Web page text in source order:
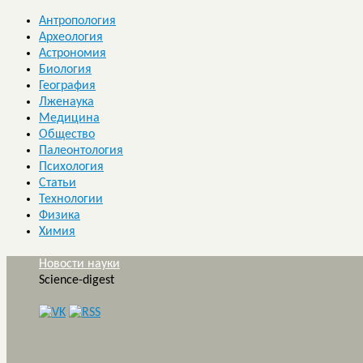
Антропология
Археология
Астрономия
Биология
География
Лженаука
Медицина
Общество
Палеонтология
Психология
Статьи
Технологии
Физика
Химия
Новости науки
Science-digest